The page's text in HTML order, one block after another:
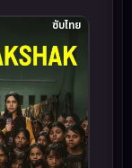
ซับไทย